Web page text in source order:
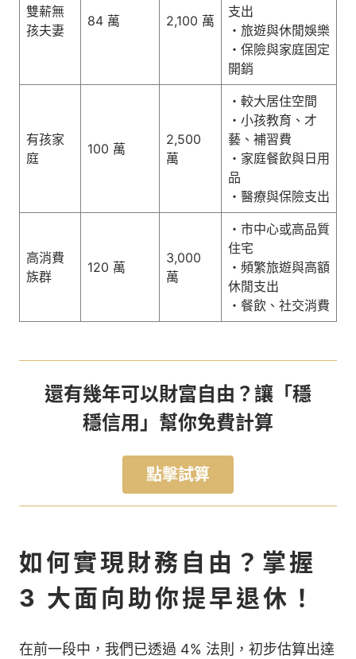
雙薪無
孩夫妻
84 萬 2,100 萬
支出
・旅遊與休閒娛樂
・保險與家庭固定
開銷
有孩家
庭
100 萬
2,500
萬
・較大居住空間
・小孩教育、才
藝、補習費
・家庭餐飲與日用
品
・醫療與保險支出
高消費
族群
120 萬
3,000
萬
・市中心或高品質
住宅
・頻繁旅遊與高額
休閒支出
・餐飲、社交消費
還有幾年可以財富自由？讓「穩
穩信用」幫你免費計算
點擊試算
如何實現財務自由？掌握
3 大面向助你提早退休！
在前一段中，我們已透過 4% 法則，初步估算出達